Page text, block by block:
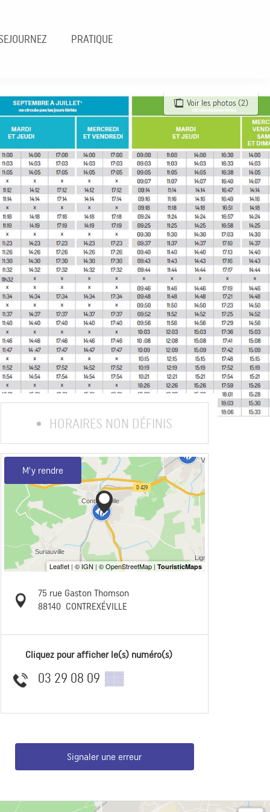
PRATIQUE
Voir les photos (2)
HORAIRES NON DÉFINIS
M'y rendre
75 rue Gaston Thomson
88140 CONTREXÉVILLE
Cliquez pour afficher le(s) numéro(s)
03 29 08 09 ▒▒
Signaler une erreur